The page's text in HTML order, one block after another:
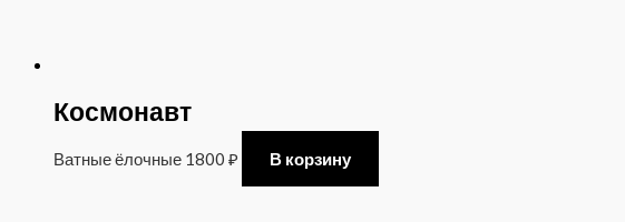
Космонавт
Ватные ёлочные 1800 ₽ В корзину